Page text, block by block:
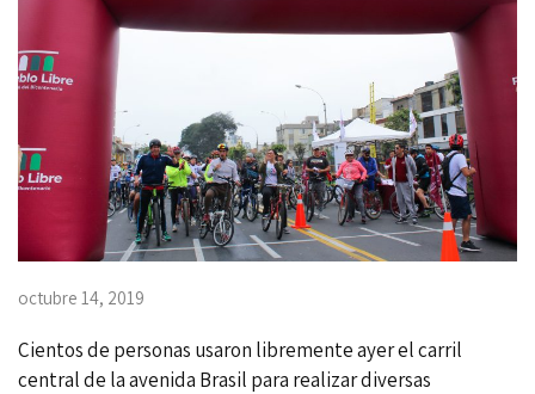
octubre 14, 2019
Cientos de personas usaron libremente ayer el carril
central de la avenida Brasil para realizar diversas